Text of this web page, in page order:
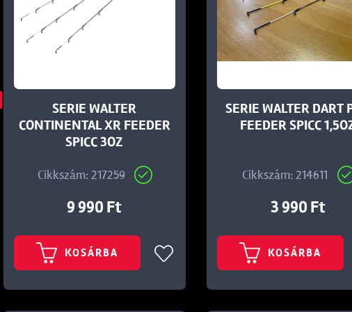
SERIE WALTER
CONTINENTAL XR FEEDER
SPICC 3OZ
Cikkszám: 217259
9 990 Ft
KOSÁRBA
SERIE WALTER DART
FEEDER SPICC
Cikkszám: 214611
3 990 Ft
KOSÁRBA